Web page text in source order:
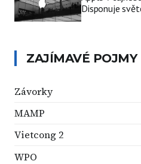
Disponuje
ZAJÍMAVÉ POJMY
Závorky
MAMP
Vietcong 2
WPO